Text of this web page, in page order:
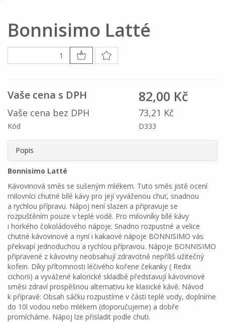
Bonnisimo Latté
Vaše cena s DPH 82,00 Kč
Vaše cena bez DPH 73,21 Kč
Kód D333
Popis
Bonnisimo Latté
Kávovinová směs se sušeným mlékem. Tuto směs jistě ocení
milovníci chutné bílé kávy pro její vyváženou chuť, snadnou
a rychlou přípravu. Nápoj není slazen a připravuje se
rozpuštěním pouze v teplé vodě. Pro milovníky bílé kávy
i horkého čokoládového nápoje. Snadno rozpustné a velice
chutné kávovinové a nyní i kakaové nápoje BONNISIMO vás
překvapí jednoduchou a rychlou přípravou. Nápoje BONNISIMO
připravené z kávoviny neobsahují zdravotně nepříliš užitečný
kofein. Díky přítomnosti léčivého kořene čekanky ( Redix
cichorii) a vyvážené kalorické skladbě představují kávovinové
směsi zdraví prospěšnou alternativu ke klasické kávě. Návod
k přípravě: Obsah sáčku rozpustíme v části teplé vody, doplníme
do 10l vodou nebo mlékem (doporučujeme) a dobře
promícháme. Nápoj lze přisladit podle chuti.